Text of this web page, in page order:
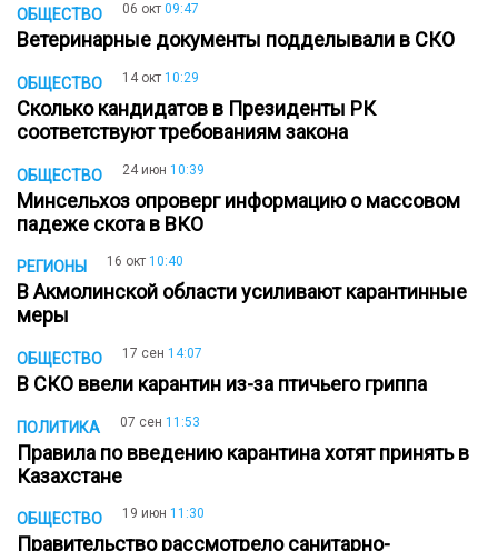
ОБЩЕСТВО 06 окт 09:47
Ветеринарные документы подделывали в СКО
ОБЩЕСТВО 14 окт 10:29
Сколько кандидатов в Президенты РК
соответствуют требованиям закона
ОБЩЕСТВО 24 июн 10:39
Минсельхоз опроверг информацию о массовом
падеже скота в ВКО
РЕГИОНЫ 16 окт 10:40
В Акмолинской области усиливают карантинные
меры
ОБЩЕСТВО 17 сен 14:07
В СКО ввели карантин из-за птичьего гриппа
ПОЛИТИКА 07 сен 11:53
Правила по введению карантина хотят принять в
Казахстане
ОБЩЕСТВО 19 июн 11:30
Правительство рассмотрело санитарно-